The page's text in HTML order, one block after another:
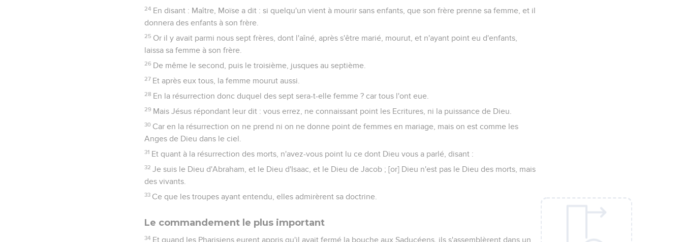
24 En disant : Maître, Moïse a dit : si quelqu'un vient à mourir sans enfants, que son frère prenne sa femme, et il
donnera des enfants à son frère.
25 Or il y avait parmi nous sept frères, dont l'aîné, après s'être marié, mourut, et n'ayant point eu d'enfants,
laissa sa femme à son frère.
26 De même le second, puis le troisième, jusques au septième.
27 Et après eux tous, la femme mourut aussi.
28 En la résurrection donc duquel des sept sera-t-elle femme ? car tous l'ont eue.
29 Mais Jésus répondant leur dit : vous errez, ne connaissant point les Ecritures, ni la puissance de Dieu.
30 Car en la résurrection on ne prend ni on ne donne point de femmes en mariage, mais on est comme les
Anges de Dieu dans le ciel.
31 Et quant à la résurrection des morts, n'avez-vous point lu ce dont Dieu vous a parlé, disant :
32 Je suis le Dieu d'Abraham, et le Dieu d'Isaac, et le Dieu de Jacob ; [or] Dieu n'est pas le Dieu des morts, mais
des vivants.
33 Ce que les troupes ayant entendu, elles admirèrent sa doctrine.
Le commandement le plus important
34 Et quand les Pharisiens eurent appris qu'il avait fermé la bouche aux Saducéens, ils s'assemblèrent dans un